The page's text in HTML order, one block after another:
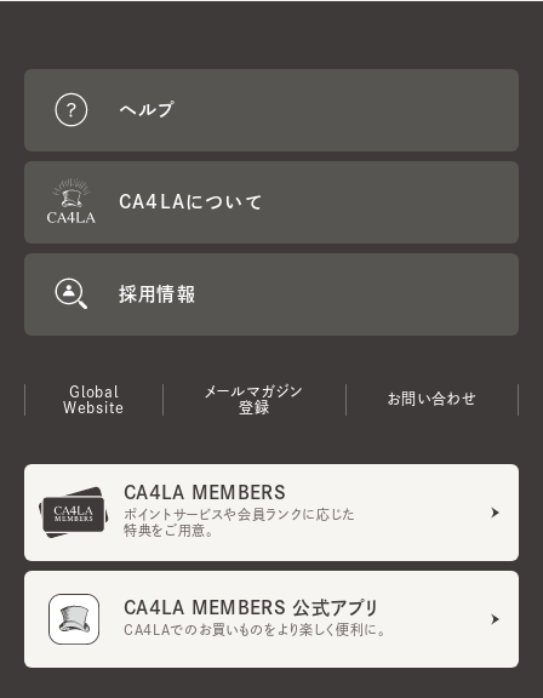
ヘルプ
CA4LAについて
採用情報
Global
Website
メールマガジン
登録
お問い合わせ
CA4LA MEMBERS
ポイントサービスや会員ランクに応じた
特典をご用意。
CA4LA MEMBERS 公式アプリ
CA4LAでのお買いものをより楽しく便利に。